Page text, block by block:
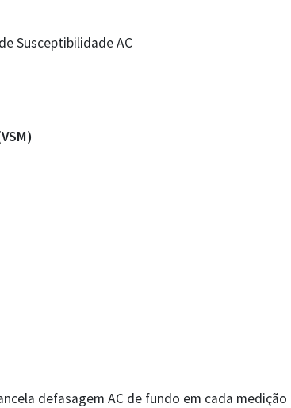
Susceptibilidade AC
defasagem AC de fundo em cada medição